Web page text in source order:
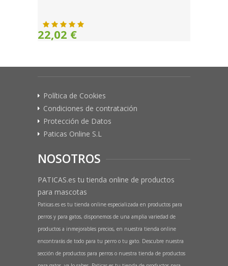
22,02 €
Política de Cookies
Condiciones de contratación
Protección de Datos
Paticas Online S.L
NOSOTROS
PATICAS.es tu tienda online de productos
para mascotas
Paticas.es es tu tienda online especializada en productos para
perros y para gatos, disponemos de una amplia variedad de
productos a inmejorables precios, en nuestra tienda online
encontrarás de todo para tu perro o tu gato. Descubre nuestra
sección de productos para perros o nuestra tienda de productos